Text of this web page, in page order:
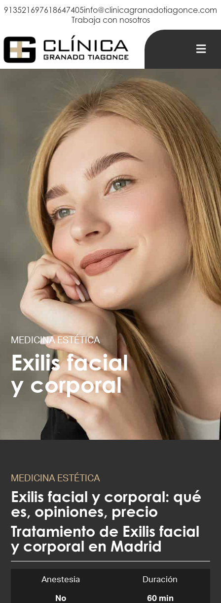
913521697618647405info@clinicagranadotiagonce.com
Trabaja con nosotros
MEDICINA ESTÉTICA
Exilis facial
y corporal
MEDICINA ESTÉTICA
Exilis facial y corporal: qué
es, opiniones, precio
Tratamiento de Exilis facial
y corporal en Madrid
Anestesia
No
Duración
60 min